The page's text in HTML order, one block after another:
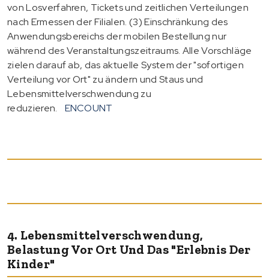
von Losverfahren, Tickets und zeitlichen Verteilungen
nach Ermessen der Filialen. (3) Einschränkung des
Anwendungsbereichs der mobilen Bestellung nur
während des Veranstaltungszeitraums. Alle Vorschläge
zielen darauf ab, das aktuelle System der "sofortigen
Verteilung vor Ort" zu ändern und Staus und
Lebensmittelverschwendung zu
reduzieren.
ENCOUNT
4. Lebensmittelverschwendung,
Belastung Vor Ort Und Das "Erlebnis Der
Kinder"